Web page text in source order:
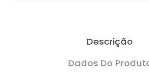
Descrição
Dados Do